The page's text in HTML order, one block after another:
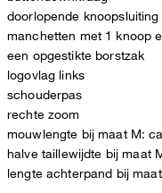
doorlopende knoopsluiting
manchetten met 1 knoop
een opgestikte borstzak
logovlag links
schouderpas
rechte zoom
mouwlengte bij maat M:
halve taillewijdte bij maat
lengte achterpand bij